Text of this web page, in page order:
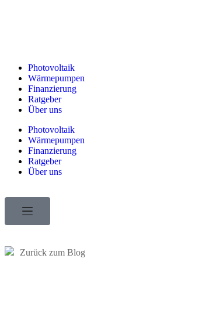
Photovoltaik
Wärmepumpen
Finanzierung
Ratgeber
Über uns
Photovoltaik
Wärmepumpen
Finanzierung
Ratgeber
Über uns
Zurück zum Blog